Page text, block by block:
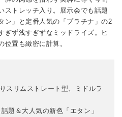
ストレッチ入り。展示会でも話題
ン」と定番人気の「プラチナ」の2
ぎず浅すぎずなミッドライズ。ヒ
位置も緻密に計算。
スリムストレート型、ミドルラ
題＆大人気の新色「エタン」